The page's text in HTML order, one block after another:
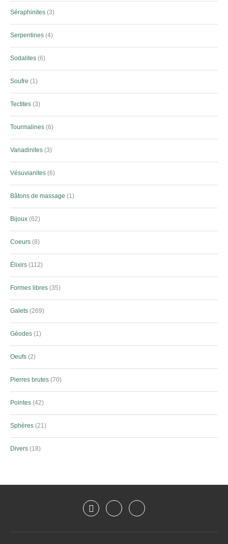
Séraphinites 3
Serpentines 4
Sodalites 6
Soufre 1
Tectites 3
Tourmalines 6
Vanadinites 3
Vésuvianites 6
Bâtons de massage 1
Bijoux 62
Coeurs 8
Élixirs 112
Formes libres 35
Galets 269
Géodes 1
Oeufs 2
Pierres brutes 70
Pointes 42
Sphères 21
Divers 18